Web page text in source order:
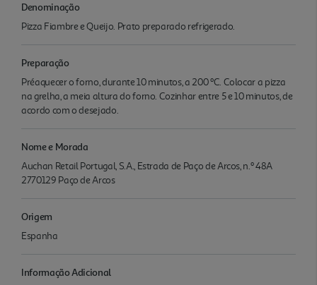
Denominação
Pizza Fiambre e Queijo. Prato preparado refrigerado.
Preparação
Préaquecer o forno, durante 10 minutos, a 200 ºC. Colocar a pizza
na grelha, a meia altura do forno. Cozinhar entre 5 e 10 minutos, de
acordo com o desejado.
Nome e Morada
Auchan Retail Portugal, S.A., Estrada de Paço de Arcos, n.º 48A
2770129 Paço de Arcos
Origem
Espanha
Informação Adicional